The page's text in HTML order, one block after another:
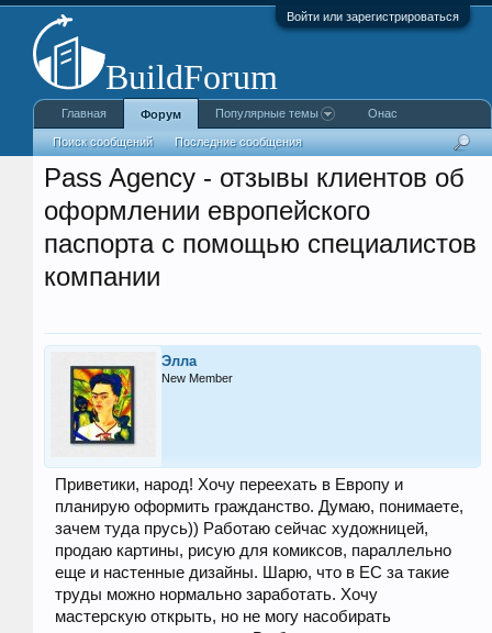
Войти или зарегистрироваться
Pass Agency - отзывы клиентов об
оформлении европейского
паспорта с помощью специалистов
компании
Элла
New Member
Приветики, народ! Хочу переехать в Европу и
планирую оформить гражданство. Думаю, понимаете,
зачем туда прусь)) Работаю сейчас художницей,
продаю картины, рисую для комиксов, параллельно
еще и настенные дизайны. Шарю, что в ЕС за такие
труды можно нормально заработать. Хочу
мастерскую открыть, но не могу насобирать
Главная Форум
Поиск сообщений Последние сообщения
Популярные темы Онас